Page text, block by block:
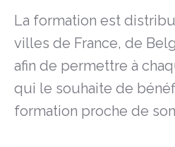
La formation est
villes de France, de
afin de permettre à
qui le souhaite de
formation proche de